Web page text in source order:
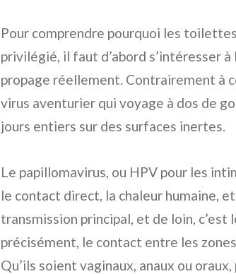
Pour comprendre pourquoi les
privilégié, il faut d’abord s’intéresser
propage réellement. Contrairement à
virus aventurier qui voyage à dos de
jours entiers sur des surfaces inertes.
Le papillomavirus, ou HPV pour les
le contact direct, la chaleur humaine,
transmission principal, et de loin, c’est
précisément, le contact entre les
Qu’ils soient vaginaux, anaux ou